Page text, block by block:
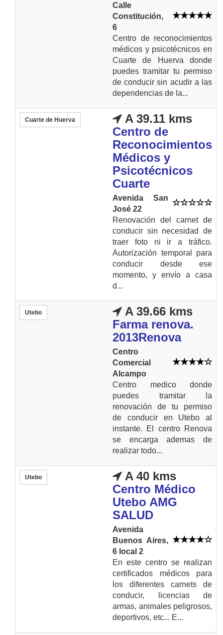
Calle
Constitución,
6
Centro de reconocimientos
médicos y psicotécnicos en
Cuarte de Huerva donde
puedes tramitar tu permiso
de conducir sin acudir a las
dependencias de la...
Cuarte de Huerva
A 39.11 kms
Centro de
Reconocimientos
Médicos y
Psicotécnicos
Cuarte
Avenida San
José 22
Renovación del carnet de
conducir sin necesidad de
traer foto ni ir a tráfico.
Autorización temporal para
conducir desde ese
momento, y envío a casa
d...
Utebo
A 39.66 kms
Farma renova.
2013Renova
Centro
Comercial
Alcampo
Centro medico donde
puedes tramitar la
renovación de tu permiso
de conducir en Utebo al
instante. El centro Renova
se encarga ademas de
realizar todo...
Utebo
A 40 kms
Centro Médico
Utebo AMG
SALUD
Avenida
Buenos Aires,
6 local 2
En este centro se realizan
certificados médicos para
los diferentes carnets de
conducir, licencias de
armas, animales peligrosos,
deportivos, etc... E...